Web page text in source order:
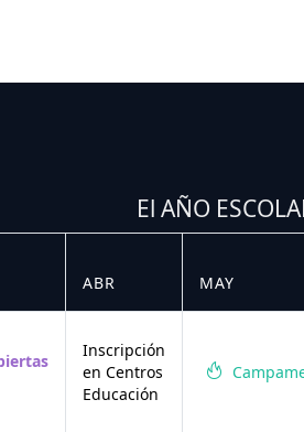
El AÑO
ABR MAY
Inscripción
en Centros
Educación